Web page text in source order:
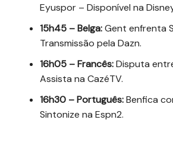
Eyuspor – Disponível na
15h45 – Belga:Gent enfrenta
Transmissão pela Dazn.
16h05 – Francês:Disputa
Assista na CazéTV.
16h30 – Português:Benfica
Sintonize na Espn2.